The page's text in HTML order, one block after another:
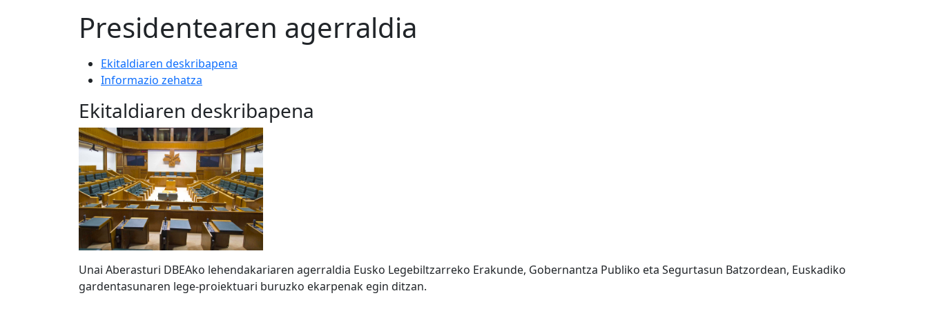
Presidentearen agerraldia
Ekitaldiaren deskribapena
Informazio zehatza
Ekitaldiaren deskribapena
Unai Aberasturi DBEAko lehendakariaren agerraldia Eusko Legebiltzarreko Erakunde, Gobernantza Publiko eta Segurtasun Batzordean, Euskadiko
gardentasunaren lege-proiektuari buruzko ekarpenak egin ditzan.